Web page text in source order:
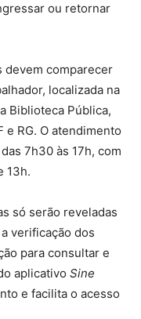
ou retornar
devem comparecer
localizada na
Biblioteca Pública,
RG. O atendimento
7h30 às 17h, com
13h.
só serão reveladas
verificação dos
para consultar e
aplicativo Sine
e facilita o acesso